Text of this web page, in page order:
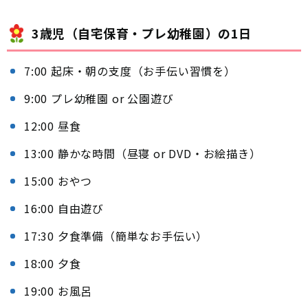
3歳児（自宅保育・プレ幼稚園）の1日
7:00 起床・朝の支度（お手伝い習慣を）
9:00 プレ幼稚園 or 公園遊び
12:00 昼食
13:00 静かな時間（昼寝 or DVD・お絵描き）
15:00 おやつ
16:00 自由遊び
17:30 夕食準備（簡単なお手伝い）
18:00 夕食
19:00 お風呂